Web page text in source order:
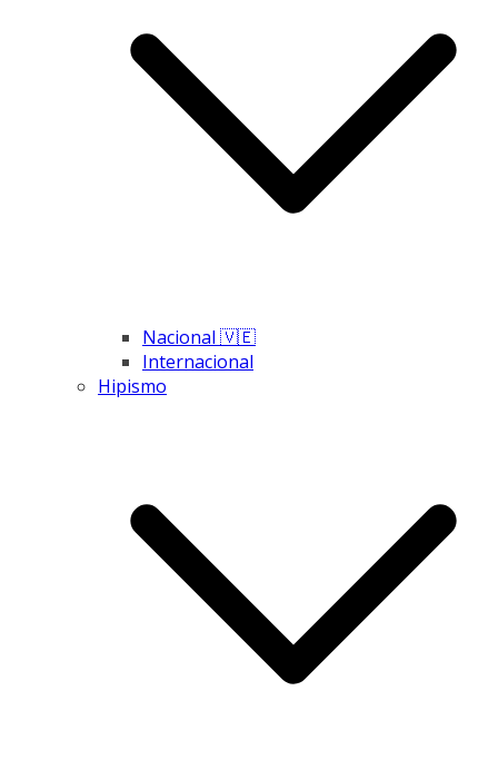
Nacional 🇻🇪
Internacional
Hipismo